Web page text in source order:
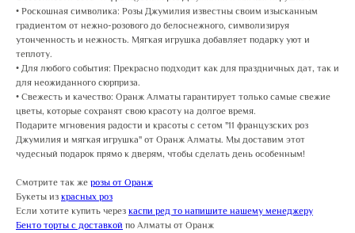
• Роскошная символика: Розы Джумилия известны своим изысканным
градиентом от нежно-розового до белоснежного, символизируя
утонченность и нежность. Мягкая игрушка добавляет подарку уют и
теплоту.
• Для любого события: Прекрасно подходит как для праздничных дат, так и
для неожиданного сюрприза.
• Свежесть и качество: Оранж Алматы гарантирует только самые свежие
цветы, которые сохранят свою красоту на долгое время.
Подарите мгновения радости и красоты с сетом "11 французских роз
Джумилия и мягкая игрушка" от Оранж Алматы. Мы доставим этот
чудесный подарок прямо к дверям, чтобы сделать день особенным!
Смотрите так же розы от Оранж
Букеты из красных роз
Если хотите купить через каспи ред то напишите нашему менеджеру
Бенто торты с доставкой по Алматы от Оранж